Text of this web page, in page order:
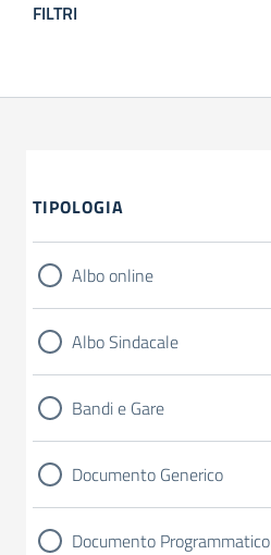
FILTRI
TIPOLOGIA
Albo online
Albo Sindacale
Bandi e Gare
Documento Generico
Documento Programmatico